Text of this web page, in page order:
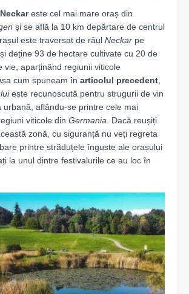
este cel mai mare oraș din
și se află la 10 km depărtare de centrul
este traversat de râul Neckar pe
deține 93 de hectare cultivate cu 20 de
vie, aparținând regiunii viticole
cum spuneam în articolul precedent
este recunoscută pentru strugurii de vin
urbană, aflându-se printre cele mai
viticole din Germania . Dacă reușiți
zonă, cu siguranță nu veți regreta
printre străduțele înguste ale orașului
la unul dintre festivalurile ce au loc în